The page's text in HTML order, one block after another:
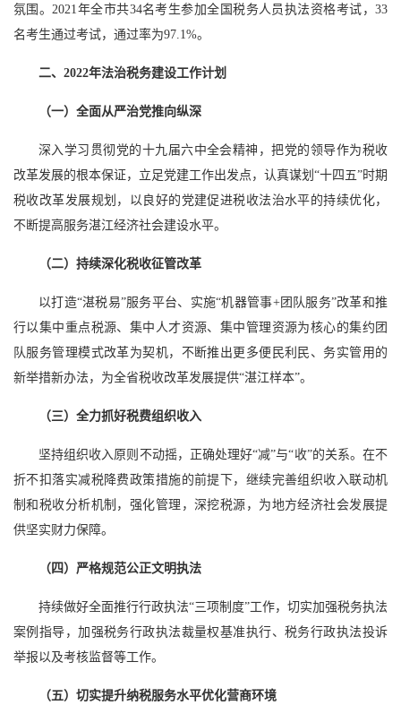
氛围。2021年全市共34名考生参加全国税务人员执法资格考试，33
名考生通过考试，通过率为97.1%。
二、2022年法治税务建设工作计划
（一）全面从严治党推向纵深
深入学习贯彻党的十九届六中全会精神，把党的领导作为税收
改革发展的根本保证，立足党建工作出发点，认真谋划“十四五”时期
税收改革发展规划，以良好的党建促进税收法治水平的持续优化，
不断提高服务湛江经济社会建设水平。
（二）持续深化税收征管改革
以打造“湛税易”服务平台、实施“机器管事+团队服务”改革和推
行以集中重点税源、集中人才资源、集中管理资源为核心的集约团
队服务管理模式改革为契机，不断推出更多便民利民、务实管用的
新举措新办法，为全省税收改革发展提供“湛江样本”。
（三）全力抓好税费组织收入
坚持组织收入原则不动摇，正确处理好“减”与“收”的关系。在不
折不扣落实减税降费政策措施的前提下，继续完善组织收入联动机
制和税收分析机制，强化管理，深挖税源，为地方经济社会发展提
供坚实财力保障。
（四）严格规范公正文明执法
持续做好全面推行行政执法“三项制度”工作，切实加强税务执法
案例指导，加强税务行政执法裁量权基准执行、税务行政执法投诉
举报以及考核监督等工作。
（五）切实提升纳税服务水平优化营商环境